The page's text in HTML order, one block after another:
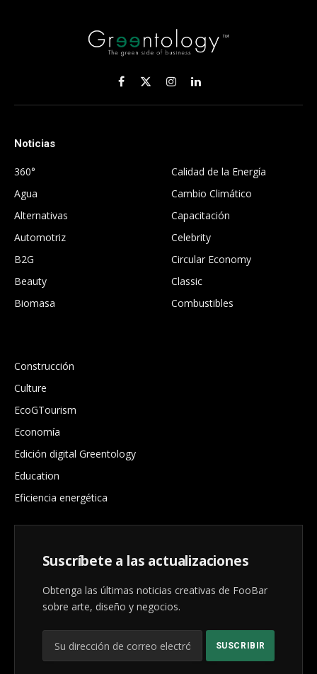
Facebook
X
(Twitter)
InstagramLinkedIn
Noticias
360°
Agua
Alternativas
Automotriz
B2G
Beauty
Biomasa
Calidad de la Energía
Cambio Climático
Capacitación
Celebrity
Circular Economy
Classic
Combustibles
Construcción
Culture
EcoGTourism
Economía
Edición digital Greentology
Education
Eficiencia energética
Suscríbete a las actualizaciones
Obtenga las últimas noticias creativas de FooBar
sobre arte, diseño y negocios.